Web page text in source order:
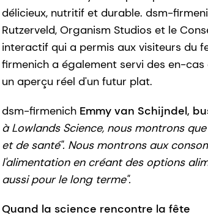
délicieux, nutritif et durable. dsm-
Rutzerveld, Organism Studios et le
interactif qui a permis aux visiteurs du
firmenich a également servi des en-
un aperçu réel d'un futur plat.
dsm-firmenich Emmy van Schijndel,
à Lowlands Science, nous montrons
et de santé". Nous montrons aux
l'alimentation en créant des options
aussi pour le long terme".
Quand la science rencontre la fête